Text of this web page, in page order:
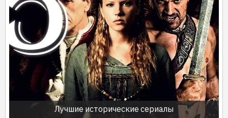
Лучшие исторические сериалы